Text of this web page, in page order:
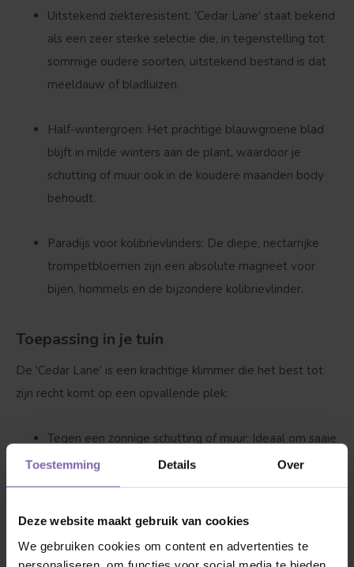
Toestemming Details Over
Deze website maakt gebruik van cookies
We gebruiken cookies om content en advertenties te
Uitstekend ziekteresistent: 'Cedar Lane' staat bekend
als een zeer sterke selectie die, in tegenstelling tot
sommige oudere soorten, uitstekend bestand is dat
meeldauw of bladluizen.
Half-wintergroen: Het prachtige blauwgroene blad
blijft in milde winters aan de plant, waardoor je
schutting of muur ook in de koudere maanden body
behoudt.
Paradijs voor kolibrievlinders: De diepe, nectarrijke
trompetbloemen zijn een absolute magneet voor
bijen, hommels en de bijzondere kolibrievlinder.
Toepassing in je tuin
De 'Cedar Lane' is een krachtige klimmer die het best tot
zijn recht komt op een opvallende plek:
Tegen een zonnige schutting of muur: Ideaal om saaie
wanden of schuttingen om te toveren tot een vurige,
verticaal bloeiende eyecatcher.
Over een pergola of rozenboog:Laat de flexibele
ranken omhoog klimmen om een sfeervol en kleurrijk